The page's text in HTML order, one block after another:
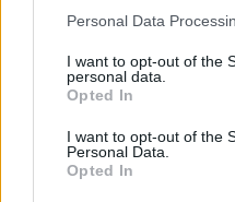
Please note that this
not limited to your visit or
grant or deny consent to
use your data for below
consent section.
Personal Data
I want to opt-out of the
personal data.
Opted In
I want to opt-out of the
Personal Data.
Opted In
MAGYAR ÉPÍTŐK